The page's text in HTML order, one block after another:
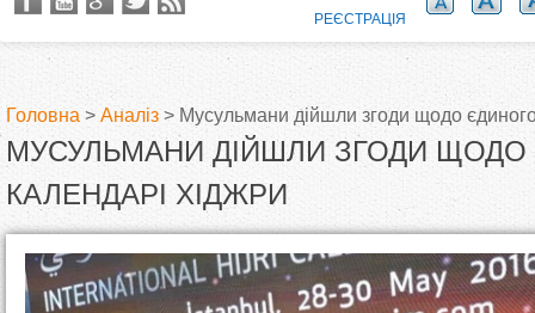
В
Головна > Аналіз > Мусульмани дійшли згоди щодо
МУСУЛЬМАНИ ДІЙШЛИ ЗГОДИ
КАЛЕНДАРІ ХІДЖРИ
РЕЄСТРАЦІЯ